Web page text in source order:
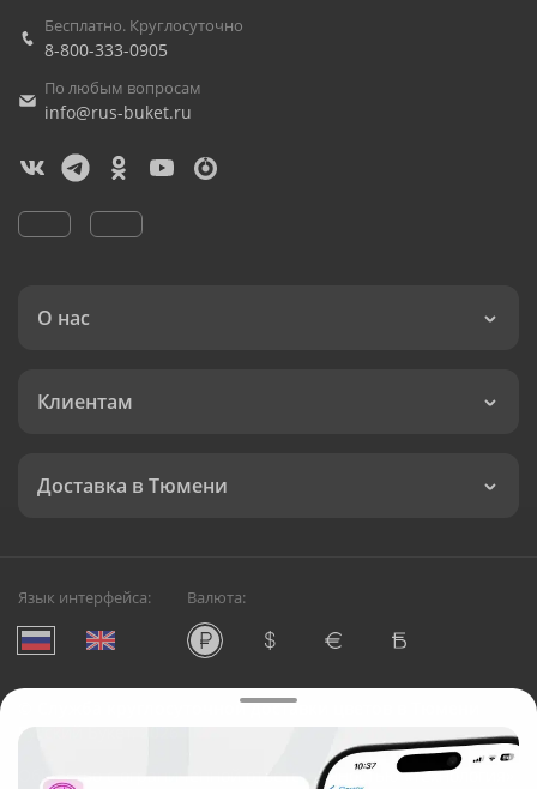
Бесплатно. Круглосуточно
8-800-333-0905
По любым вопросам
info@rus-buket.ru
О нас
Клиентам
Доставка в Тюмени
Язык интерфейса: Валюта:
Служба круглосуточной доставки цветов в Тюмени
Русский Букет, 2026
Общество с ограниченной ответственностью «Технология»